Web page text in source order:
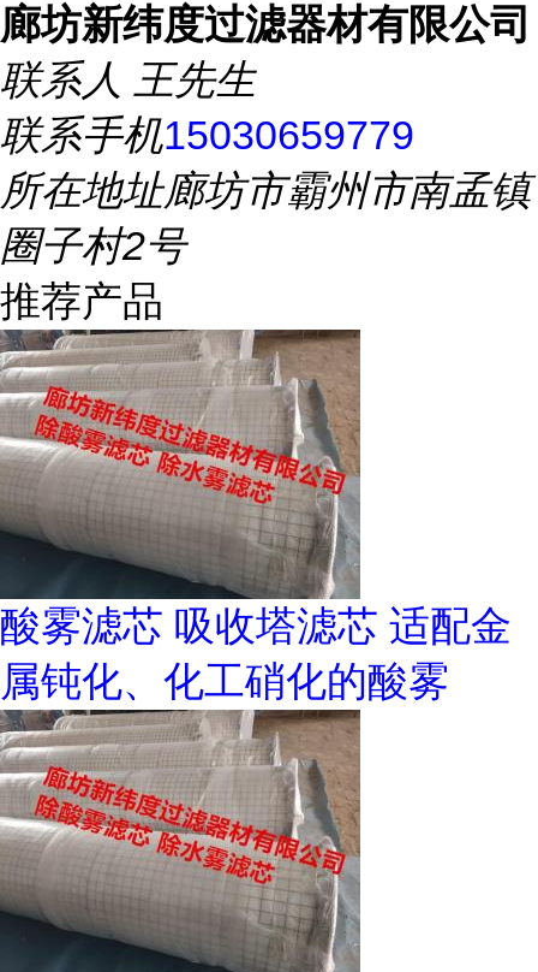
廊坊新纬度过滤器材有限公司
联系人 王先生
联系手机15030659779
所在地址廊坊市霸州市南孟镇
圈子村2号
推荐产品
酸雾滤芯 吸收塔滤芯 适配金
属钝化、化工硝化的酸雾